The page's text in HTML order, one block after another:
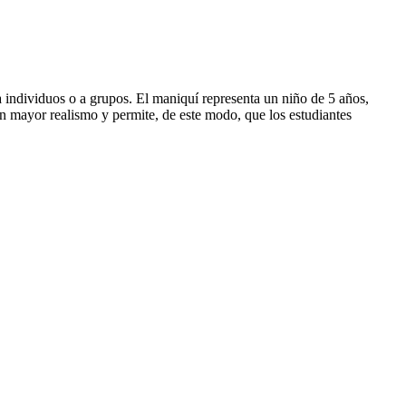
o a grupos. El maniquí representa un niño de 5 años,
realismo y permite, de este modo, que los estudiantes